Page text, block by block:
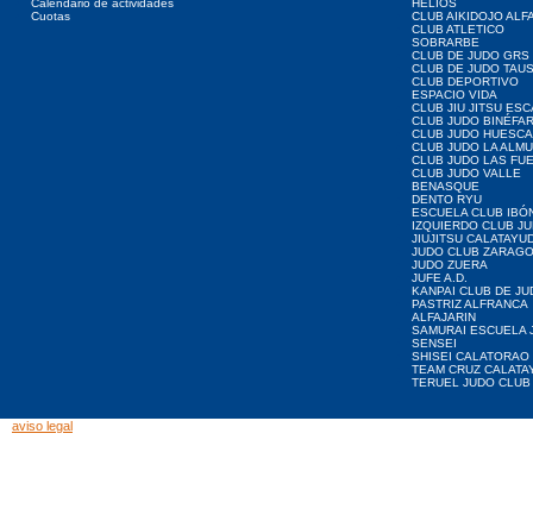
Calendario de actividades
Cuotas
HELIOS
CLUB AIKIDOJO
CLUB ATLETICO
SOBRARBE
CLUB DE JUDO GRS
CLUB DE JUDO
CLUB DEPORTIVO
ESPACIO VIDA
CLUB JIU JITSU
CLUB JUDO BINÉFAR
CLUB JUDO HUESCA
CLUB JUDO LA
CLUB JUDO LAS
CLUB JUDO VALLE
BENASQUE
DENTO RYU
ESCUELA CLUB
IZQUIERDO CLUB
JIUJITSU
JUDO CLUB
JUDO ZUERA
JUFE A.D.
KANPAI CLUB DE
PASTRIZ ALFRANCA
ALFAJARIN
SAMURAI ESCUELA
SENSEI
SHISEI CALATORAO
TEAM CRUZ
TERUEL JUDO CLUB
aviso legal